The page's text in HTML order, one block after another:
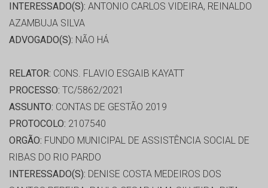
INTERESSADO(S): ANTONIO CARLOS VIDEIRA, REINALDO
AZAMBUJA SILVA
ADVOGADO(S): NÃO HÁ
RELATOR: CONS. FLAVIO ESGAIB KAYATT
PROCESSO: TC/5862/2021
ASSUNTO: CONTAS DE GESTÃO 2019
PROTOCOLO: 2107540
ORGÃO: FUNDO MUNICIPAL DE ASSISTÊNCIA SOCIAL DE
RIBAS DO RIO PARDO
INTERESSADO(S): DENISE COSTA MEDEIROS DOS